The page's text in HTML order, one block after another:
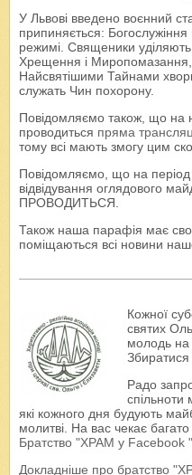
У Львові введено воєнний
припиняється:
режимі. Священики уділяють
Хрещення і Миропомазання,
Найсвятішими Тайнами
служать Чин похорону.
Повідомляємо також, що на
проводиться пряма
тому всі мають змогу цим
Повідомляємо, що на період
відвідування оглядового
ПРОВОДИТЬСЯ.
Також наша парафія має
поміщаються всі новини
Кожної
святих
молодь на
Збиратися
Радо
які кожного дня будують
молитві. На вас чекає багато
Братство "ХРАМ у Facebook "
Докладніше про братство